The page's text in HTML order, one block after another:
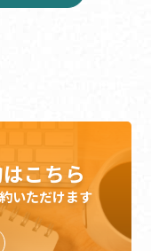
こちら
いただけます